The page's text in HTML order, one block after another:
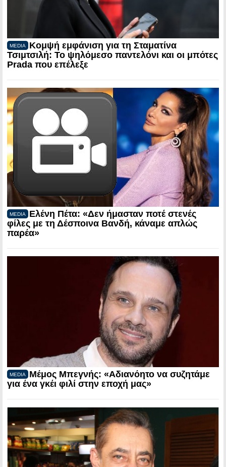
MEDIA
Κομψή εμφάνιση για τη Σταματίνα
Τσιμτσιλή: Το ψηλόμεσο παντελόνι και οι μπότες
Prada που επέλεξε
MEDIA
Ελένη Πέτα: «Δεν ήμασταν ποτέ στενές
φίλες με τη Δέσποινα Βανδή, κάναμε απλώς
παρέα»
MEDIA
Μέμος Μπεγνής: «Αδιανόητο να συζητάμε
για ένα γκέι φιλί στην εποχή μας»